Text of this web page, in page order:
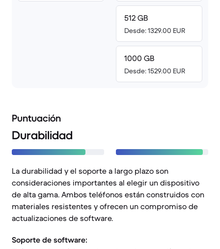
512 GB
Desde: 1329.00 EUR
1000 GB
Desde: 1529.00 EUR
Puntuación
Durabilidad
La durabilidad y el soporte a largo plazo son
consideraciones importantes al elegir un dispositivo
de alta gama. Ambos teléfonos están construidos con
materiales resistentes y ofrecen un compromiso de
actualizaciones de software.
Soporte de software: